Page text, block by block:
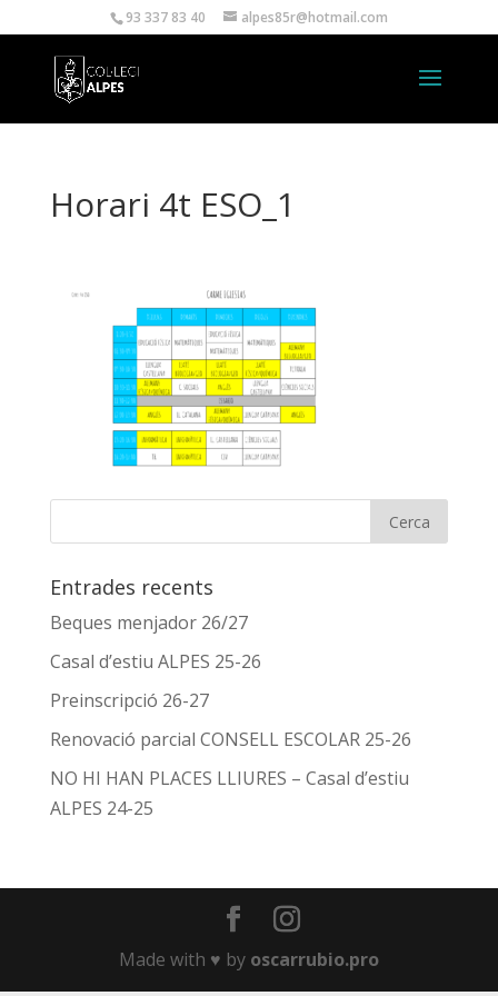
93 337 83 40 alpes85r@hotmail.com
Horari 4t ESO_1
Entrades recents
Beques menjador 26/27
Casal d’estiu ALPES 25-26
Preinscripció 26-27
Renovació parcial CONSELL ESCOLAR 25-26
NO HI HAN PLACES LLIURES – Casal d’estiu
ALPES 24-25
Made with ♥️ by oscarrubio.pro